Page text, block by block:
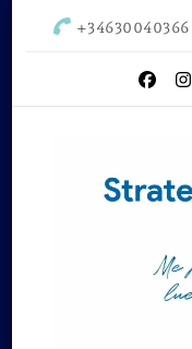
+34630040366